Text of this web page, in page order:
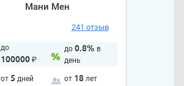
Мани Мен
241 отзыв
до
100000₽
до 0.8% в
день
от 5 дней от 18 лет